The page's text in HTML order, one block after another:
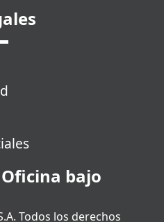
bajo
Todos los derechos